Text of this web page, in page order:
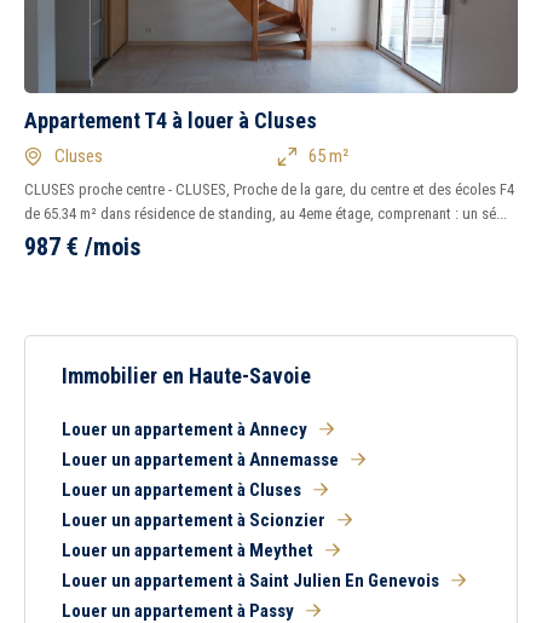
Appartement T4 à louer à Cluses
Cluses 65 m²
CLUSES proche centre - CLUSES, Proche de la gare, du centre et des écoles F4
de 65.34 m² dans résidence de standing, au 4eme étage, comprenant : un sé...
987 € /mois
Immobilier en Haute-Savoie
Louer un appartement à Annecy
Louer un appartement à Annemasse
Louer un appartement à Cluses
Louer un appartement à Scionzier
Louer un appartement à Meythet
Louer un appartement à Saint Julien En Genevois
Louer un appartement à Passy